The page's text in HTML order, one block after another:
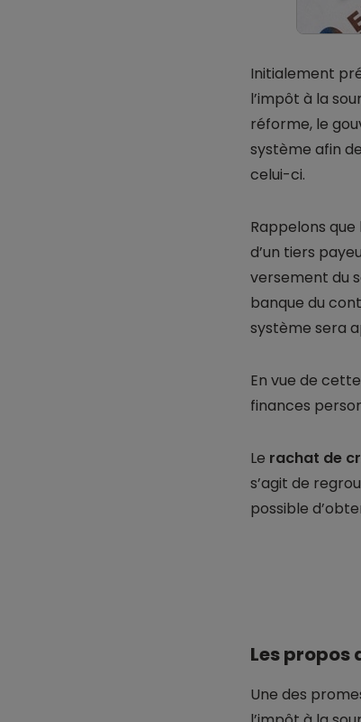
Initialement
l’impôt à la
réforme, le
système afin
celui-ci.
Rappelons
d’un tiers
versement du
banque du
système sera
En vue de
finances
Le rachat de
s’agit de
possible
Les propos
Une des